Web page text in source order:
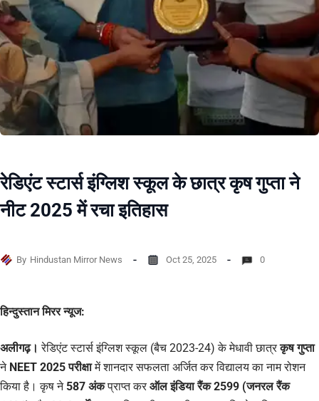
रेडिएंट स्टार्स इंग्लिश स्कूल के छात्र कृष गुप्ता ने
नीट 2025 में रचा इतिहास
By Hindustan Mirror News Oct 25, 2025 0
हिन्दुस्तान मिरर न्यूज:
अलीगढ़। रेडिएंट स्टार्स इंग्लिश स्कूल (बैच 2023-24) के मेधावी छात्रकृष गुप्ता
ने NEET 2025 परीक्षामें शानदार सफलता अर्जित कर विद्यालय का नाम रोशन
किया है। कृष ने 587 अंकप्राप्त कर ऑल इंडिया रैंक 2599 (जनरल रैंक